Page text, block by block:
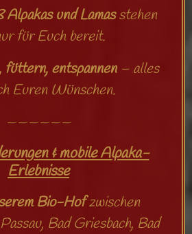
Alpakas und Lamasstehen
für Euch bereit.
füttern, entspannen– alles
Euren Wünschen.
——————
& mobile Alpaka-
Erlebnisse
Bio-Hofzwischen
Bad Griesbach, Bad